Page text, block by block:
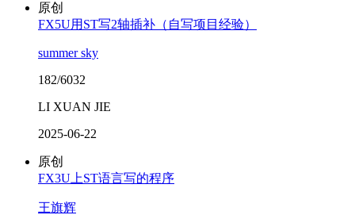
原创
FX5U用ST写2轴插补（自写项目经验）
summer sky
182/6032
LI XUAN JIE
2025-06-22
原创
FX3U上ST语言写的程序
王旗辉